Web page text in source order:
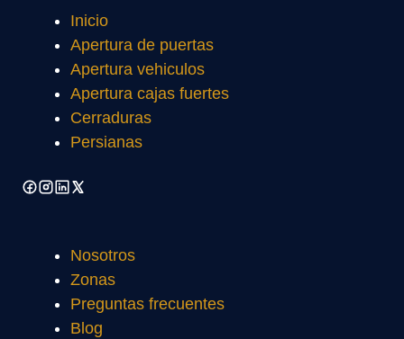
Inicio
Apertura de puertas
Apertura vehiculos
Apertura cajas fuertes
Cerraduras
Persianas
Nosotros
Zonas
Preguntas frecuentes
Blog